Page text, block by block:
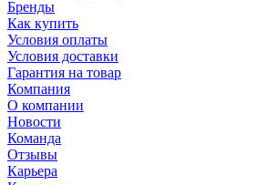
Бренды
Как купить
Условия оплаты
Условия доставки
Гарантия на товар
Компания
О компании
Новости
Команда
Отзывы
Карьера